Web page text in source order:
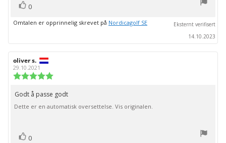
Liker
0
Omtalen er opprinnelig skrevet på Nordicagolf SE
Eksternt verifisert
14.10.2023
Forfatter:
oliver s.
29.10.2021
av
5
mulige
Omtaletekst:
Godt å passe godt
Dette er en automatisk oversettelse. Vis originalen.
Liker
0